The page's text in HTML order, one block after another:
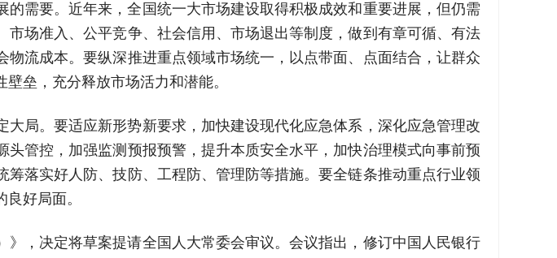
需要。近年来，全国统一大市场建设取得积极成效和重要进展，但仍需
场准入、公平竞争、社会信用、市场退出等制度，做到有章可循、有法
流成本。要纵深推进重点领域市场统一，以点带面、点面结合，让群众
垒，充分释放市场活力和潜能。
局。要适应新形势新要求，加快建设现代化应急体系，深化应急管理改
管控，加强监测预报预警，提升本质安全水平，加快治理模式向事前预
落实好人防、技防、工程防、管理防等措施。要全链条推动重点行业领
好局面。
，决定将草案提请全国人大常委会审议。会议指出，修订中国人民银行